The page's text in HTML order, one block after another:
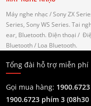
Máy nghe nhạc / Sony ZX
Series, Sony WS Series. Tai
ear, Bluetooth. Điện thoại /
Bluetooth/ Loa Bluetooth.
Tổng đài hỗ trợ miễn phí
Gọi mua hàng:
1900.6723 phím 3 (08h30